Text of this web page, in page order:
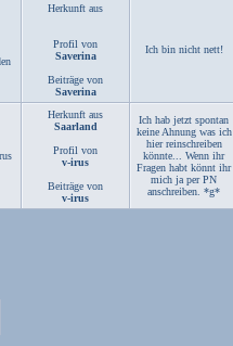
Herkunft aus
Profil von
Saverina
Beiträge von
Saverina
Ich bin nicht nett!
Herkunft aus
Saarland
Profil von
v-irus
Beiträge von
v-irus
Ich hab jetzt spontan
keine Ahnung was ich
hier reinschreiben
könnte... Wenn ihr
Fragen habt könnt ihr
mich ja per PN
anschreiben. *g*